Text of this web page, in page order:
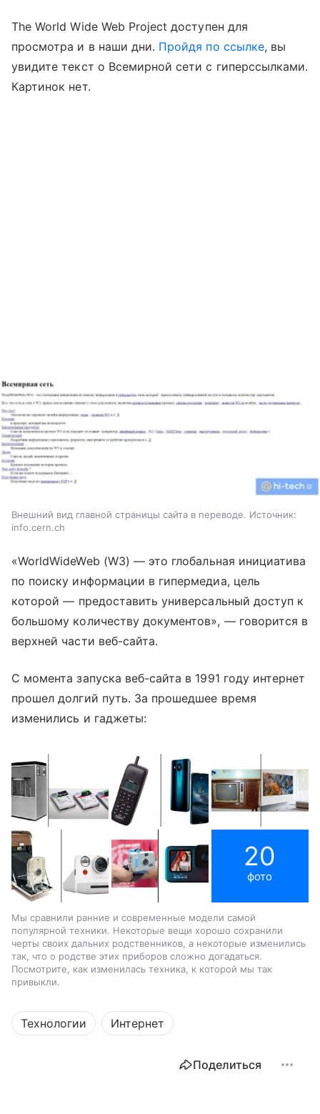
The World Wide Web Project доступен для
просмотра и в наши дни. Пройдя по ссылке, вы
увидите текст о Всемирной сети с гиперссылками.
Картинок нет.
Внешний вид главной страницы сайта в переводе. Источник:
info.cern.ch
«WorldWideWeb (W3) —это глобальная инициатива
по поиску информации в гипермедиа, цель
которой— предоставить универсальный доступ к
большому количеству документов», —говорится в
верхней части веб-сайта.
С момента запуска веб-сайта в 1991 году интернет
прошел долгий путь. За прошедшее время
изменились и гаджеты:
20
фото
Мы сравнили ранние и современные модели самой
популярной техники. Некоторые вещи хорошо сохранили
черты своих дальних родственников, а некоторые изменились
так, что о родстве этих приборов сложно догадаться.
Посмотрите, как изменилась техника, к которой мы так
привыкли.
Технологии Интернет
Поделиться